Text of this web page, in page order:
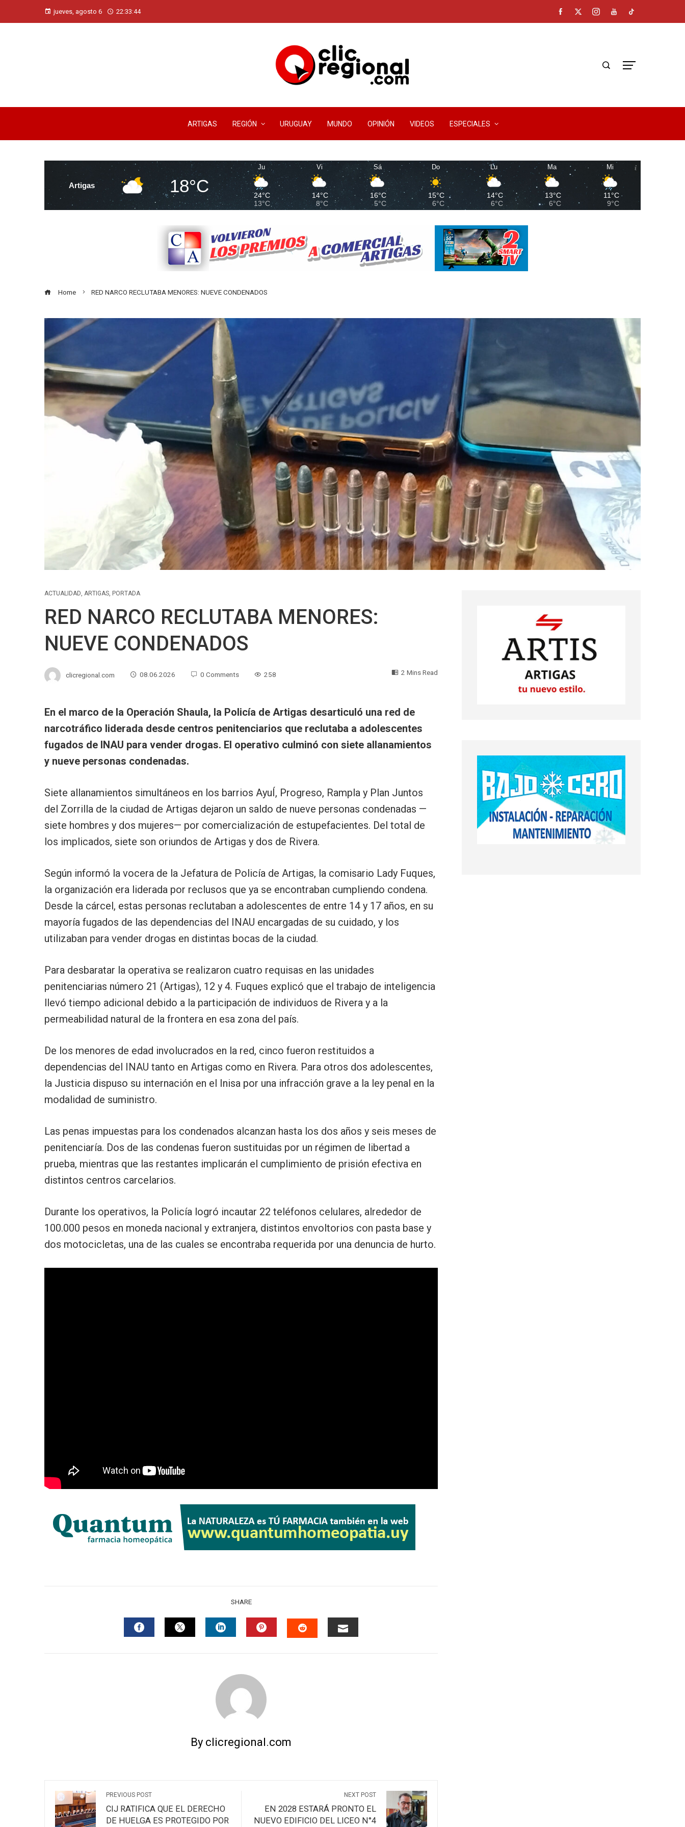
jueves, agosto 6 22:33:45
ARTIGAS REGIÓN URUGUAY MUNDO OPINIÓN VIDEOS ESPECIALES
Artigas 18°C
Ju
24°C
13°C
Vi
14°C
8°C
Sá
16°C
5°C
Do
15°C
6°C
Lu
14°C
6°C
Ma
13°C
6°C
Mi
11°C
9°C
Home RED NARCO RECLUTABA MENORES: NUEVE CONDENADOS
ACTUALIDAD ARTIGAS PORTADA
RED NARCO RECLUTABA MENORES:
NUEVE CONDENADOS
clicregional.com 08.06.2026 0 Comments 258 2 Mins Read
En el marco de la Operación Shaula, la Policía de Artigas desarticuló una red de
narcotráfico liderada desde centros penitenciarios que reclutaba a adolescentes
fugados de INAU para vender drogas. El operativo culminó con siete allanamientos
y nueve personas condenadas.
Siete allanamientos simultáneos en los barrios AyuÍ, Progreso, Rampla y Plan Juntos
del Zorrilla de la ciudad de Artigas dejaron un saldo de nueve personas condenadas —
siete hombres y dos mujeres— por comercialización de estupefacientes. Del total de
los implicados, siete son oriundos de Artigas y dos de Rivera.
Según informó la vocera de la Jefatura de Policía de Artigas, la comisario Lady Fuques,
la organización era liderada por reclusos que ya se encontraban cumpliendo condena.
Desde la cárcel, estas personas reclutaban a adolescentes de entre 14 y 17 años, en su
mayoría fugados de las dependencias del INAU encargadas de su cuidado, y los
utilizaban para vender drogas en distintas bocas de la ciudad.
Para desbaratar la operativa se realizaron cuatro requisas en las unidades
penitenciarias número 21 (Artigas), 12 y 4. Fuques explicó que el trabajo de inteligencia
llevó tiempo adicional debido a la participación de individuos de Rivera y a la
permeabilidad natural de la frontera en esa zona del país.
De los menores de edad involucrados en la red, cinco fueron restituidos a
dependencias del INAU tanto en Artigas como en Rivera. Para otros dos adolescentes,
la Justicia dispuso su internación en el Inisa por una infracción grave a la ley penal en la
modalidad de suministro.
Las penas impuestas para los condenados alcanzan hasta los dos años y seis meses de
penitenciaría. Dos de las condenas fueron sustituidas por un régimen de libertad a
prueba, mientras que las restantes implicarán el cumplimiento de prisión efectiva en
distintos centros carcelarios.
Durante los operativos, la Policía logró incautar 22 teléfonos celulares, alrededor de
100.000 pesos en moneda nacional y extranjera, distintos envoltorios con pasta base y
dos motocicletas, una de las cuales se encontraba requerida por una denuncia de hurto.
SHARE
By clicregional.com
PREVIOUS POST
CIJ RATIFICA QUE EL DERECHO
DE HUELGA ES PROTEGIDO POR
NEXT POST
EN 2028 ESTARÁ PRONTO EL
NUEVO EDIFICIO DEL LICEO N°4